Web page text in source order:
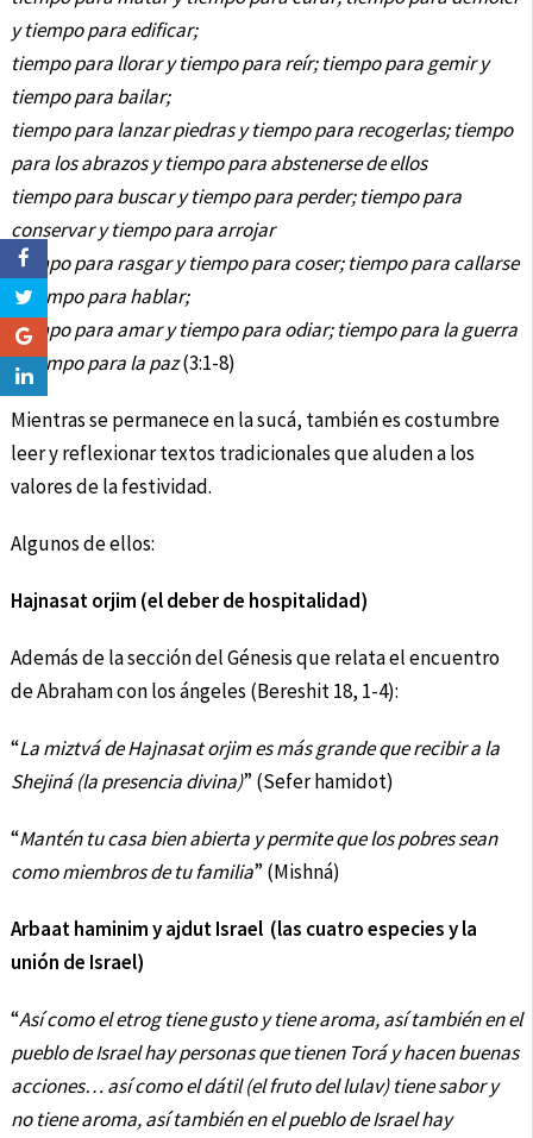
y tiempo para edificar;
tiempo para llorar y tiempo para reír; tiempo para gemir y
tiempo para bailar;
tiempo para lanzar piedras y tiempo para recogerlas; tiempo
para los abrazos y tiempo para abstenerse de ellos
tiempo para buscar y tiempo para perder; tiempo para
conservar y tiempo para arrojar
tiempo para rasgar y tiempo para coser; tiempo para callarse
y tiempo para hablar;
tiempo para amar y tiempo para odiar; tiempo para la guerra
y tiempo para la paz(3:1-8)
Mientras se permanece en la sucá, también es costumbre
leer y reflexionar textos tradicionales que aluden a los
valores de la festividad.
Algunos de ellos:
Hajnasat orjim (el deber de hospitalidad)
Además de la sección del Génesis que relata el encuentro
de Abraham con los ángeles (Bereshit 18, 1-4):
“La miztvá de Hajnasat orjim es más grande que recibir a la
Shejiná (la presencia divina)” (Sefer hamidot)
“Mantén tu casa bien abierta y permite que los pobres sean
como miembros de tu familia” (Mishná)
Arbaat haminim y ajdut Israel (las cuatro especies y la
unión de Israel)
“Así como el etrog tiene gusto y tiene aroma, así también en el
pueblo de Israel hay personas que tienen Torá y hacen buenas
acciones… así como el dátil (el fruto del lulav) tiene sabor y
no tiene aroma, así también en el pueblo de Israel hay